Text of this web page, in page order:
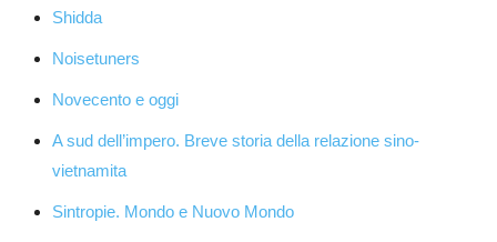
Shidda
Noisetuners
Novecento e oggi
A sud dell’impero. Breve storia della relazione sino-
vietnamita
Sintropie. Mondo e Nuovo Mondo